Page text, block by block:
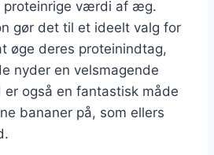
proteinrige værdi af æg.
gør det til et ideelt valg for
øge deres proteinindtag,
nyder en velsmagende
er også en fantastisk måde
bananer på, som ellers